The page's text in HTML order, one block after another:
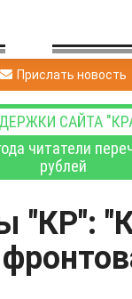
Прислать новость
САЙТА
читатели
рублей
"КР":